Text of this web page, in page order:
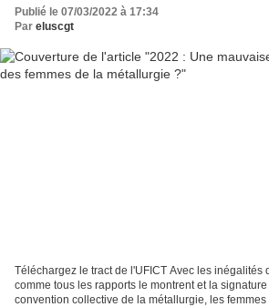
Publié le 07/03/2022 à 17:34
Par eluscgt
Téléchargez le tract de l'UFICT Avec les inégalités
comme tous les rapports le montrent et la signature
convention collective de la métallurgie, les